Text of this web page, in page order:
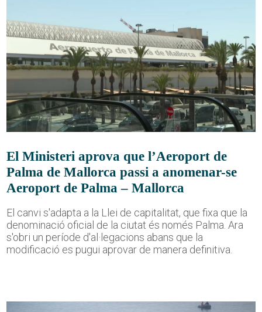
El Ministeri aprova que l’Aeroport de
Palma de Mallorca passi a anomenar-se
Aeroport de Palma – Mallorca
El canvi s'adapta a la Llei de capitalitat, que fixa que la
denominació oficial de la ciutat és només Palma. Ara
s'obri un període d'al·legacions abans que la
modificació es pugui aprovar de manera definitiva.